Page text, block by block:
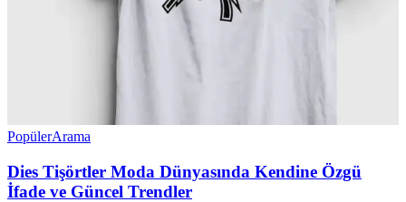
PopülerArama
Dies Tişörtler Moda Dünyasında Kendine Özgü
İfade ve Güncel Trendler